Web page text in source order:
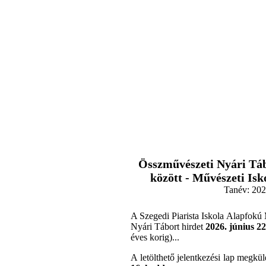
Összművészeti Nyári
között - Művészeti
Tanév:
A Szegedi Piarista Iskola Alapfokú
Nyári Tábort hirdet 2026. június
éves korig)...
A letölthető jelentkezési lap